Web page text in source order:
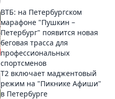
ВТБ: на Петербургском
марафоне "Пушкин –
Петербург" появится новая
беговая трасса для
профессиональных
спортсменов
Т2 включает маджентовый
режим на "Пикнике Афиши"
в Петербурге